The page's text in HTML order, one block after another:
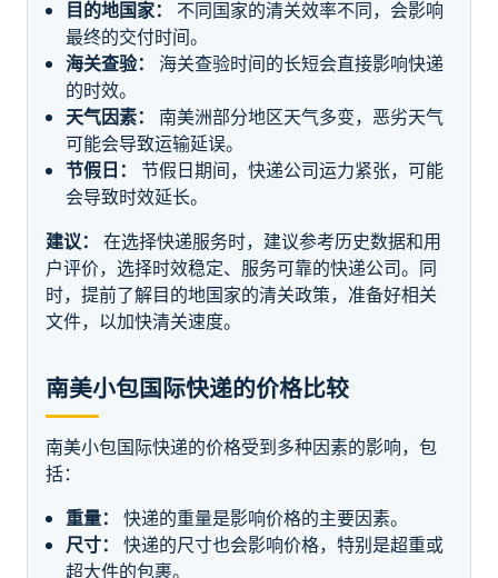
目的地国家：
不同国家的清关效率不同，会影响
最终的交付时间。
海关查验：
海关查验时间的长短会直接影响快递
的时效。
天气因素：
南美洲部分地区天气多变，恶劣天气
可能会导致运输延误。
节假日：
节假日期间，快递公司运力紧张，可能
会导致时效延长。
建议：
在选择快递服务时，建议参考历史数据和用
户评价，选择时效稳定、服务可靠的快递公司。同
时，提前了解目的地国家的清关政策，准备好相关
文件，以加快清关速度。
南美小包国际快递的价格比较
南美小包国际快递的价格受到多种因素的影响，包
括：
重量：
快递的重量是影响价格的主要因素。
尺寸：
快递的尺寸也会影响价格，特别是超重或
超大件的包裹。